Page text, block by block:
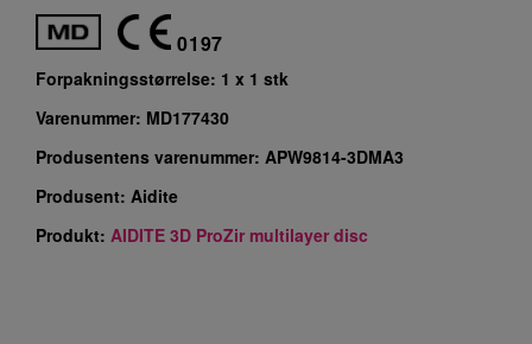
0197
Forpakningsstørrelse: 1 x 1 stk
Varenummer: MD177430
Produsentens varenummer: APW9814-3DMA3
Produsent: Aidite
Produkt: AIDITE 3D ProZir multilayer disc